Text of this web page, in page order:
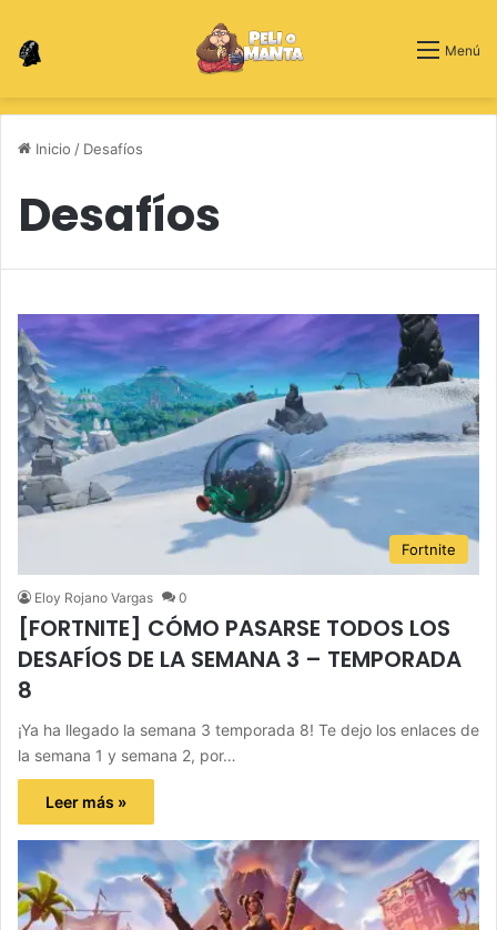
Switch skin Menú
Inicio / Desafíos
Desafíos
Fortnite
Eloy Rojano Vargas 0
[FORTNITE] CÓMO PASARSE TODOS LOS
DESAFÍOS DE LA SEMANA 3 – TEMPORADA
8
¡Ya ha llegado la semana 3 temporada 8! Te dejo los enlaces de
la semana 1 y semana 2, por…
Leer más »